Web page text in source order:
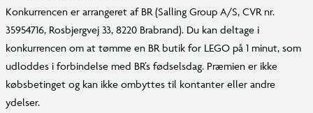
Konkurrencen er arrangeret af BR (Salling Group A/S, CVR nr.
35954716, Rosbjergvej 33, 8220 Brabrand). Du kan deltage i
konkurrencen om at tømme en BR butik for LEGO på 1 minut, som
udloddes i forbindelse med BR’s fødselsdag. Præmien er ikke
købsbetinget og kan ikke ombyttes til kontanter eller andre
ydelser.